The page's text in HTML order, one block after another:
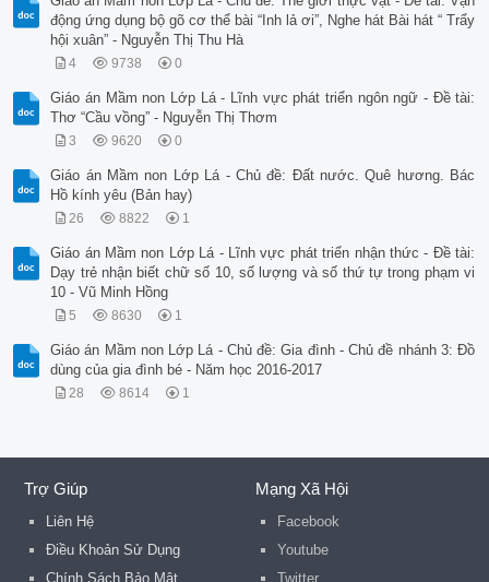
động ứng dụng bộ gõ cơ thể bài “Inh lả ơi”, Nghe hát Bài hát “ Trẩy
hội xuân” - Nguyễn Thị Thu Hà
4 9738 0
Giáo án Mầm non Lớp Lá - Lĩnh vực phát triển ngôn ngữ - Đề tài:
Thơ “Cầu vồng” - Nguyễn Thị Thơm
3 9620 0
Giáo án Mầm non Lớp Lá - Chủ đề: Đất nước. Quê hương. Bác
Hồ kính yêu (Bản hay)
26 8822 1
Giáo án Mầm non Lớp Lá - Lĩnh vực phát triển nhận thức - Đề tài:
Dạy trẻ nhận biết chữ số 10, số lượng và số thứ tự trong phạm vi
10 - Vũ Minh Hồng
5 8630 1
Giáo án Mầm non Lớp Lá - Chủ đề: Gia đình - Chủ đề nhánh 3: Đồ
dùng của gia đình bé - Năm học 2016-2017
28 8614 1
Trợ Giúp
Liên Hệ
Điều Khoản Sử Dụng
Chính Sách Bảo Mật
Mạng Xã Hội
Facebook
Youtube
Twitter